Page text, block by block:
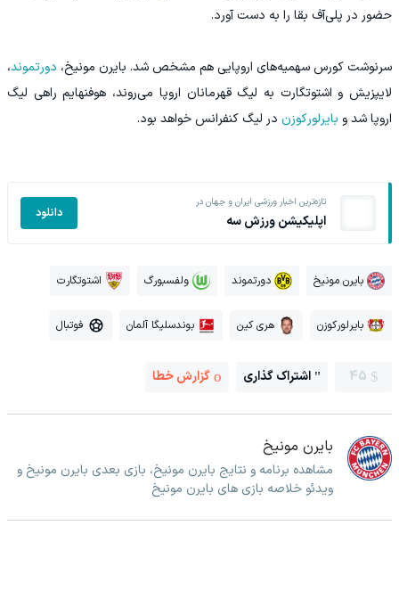
حضور در پلی‌آف بقا را به دست آورد.
سرنوشت کورس سهمیه‌های اروپایی هم مشخص شد. بایرن مونیخ، دورتموند،
لایپزیش و اشتوتگارت به لیگ قهرمانان اروپا می‌روند، هوفنهایم راهی لیگ
اروپا شد و بایرلورکوزن در لیگ کنفرانس خواهد بود.
تازه‌ترین اخبار ورزشی ایران و جهان در
اپلیکیشن ورزش سه دانلود
بایرن مونیخ دورتموند ولفسبورگ اشتوتگارت
بایرلورکوزن هری کین بوندسلیگا آلمان فوتبال
45 اشتراک گذاری گزارش خطا
بایرن مونیخ
مشاهده برنامه و نتایج بایرن مونیخ، بازی بعدی بایرن مونیخ و
ویدئو خلاصه بازی های بایرن مونیخ